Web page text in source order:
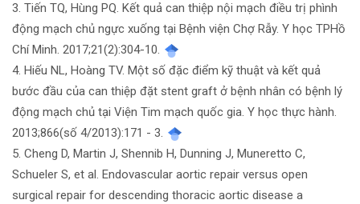
3. Tiến TQ, Hùng PQ. Kết quả can thiệp nội mạch điều trị phình
động mạch chủ ngực xuống tại Bệnh viện Chợ Rẫy. Y học TPHồ
Chí Minh. 2017;21(2):304-10.
4. Hiếu NL, Hoàng TV. Một số đặc điểm kỹ thuật và kết quả
bước đầu của can thiệp đặt stent graft ở bệnh nhân có bệnh lý
động mạch chủ tại Viện Tim mạch quốc gia. Y học thực hành.
2013;866(số 4/2013):171 - 3.
5. Cheng D, Martin J, Shennib H, Dunning J, Muneretto C,
Schueler S, et al. Endovascular aortic repair versus open
surgical repair for descending thoracic aortic disease a